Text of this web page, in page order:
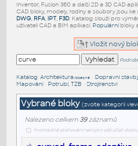
Inventor, Fusion 360 a další 2D a 3D CAD
CAD bloky, modely, rodiny a soubory jsou
DWG, RFA, IPT, F3D. Katalog slouží pro
uživateli CAD a BIM aplikací. Populárníbloky
Vložit nový
Katalog: Architektura/obecné• Dopravní
Mapování• Potrubí, TZB • Strojírenství
Vybrané bloky (zvolte kategorii
Nalezeno celkem 39záznamů
hromadné stahování není pro váš účet